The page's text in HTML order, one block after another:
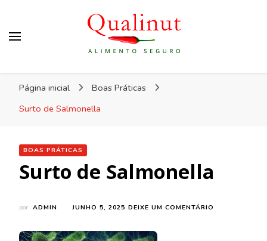
dos alimentos e rotulagem.
Página inicial
Boas Práticas
Surto de Salmonella
BOAS PRÁTICAS
Surto de Salmonella
por ADMIN JUNHO 5, 2025 DEIXE UM COMENTÁRIO